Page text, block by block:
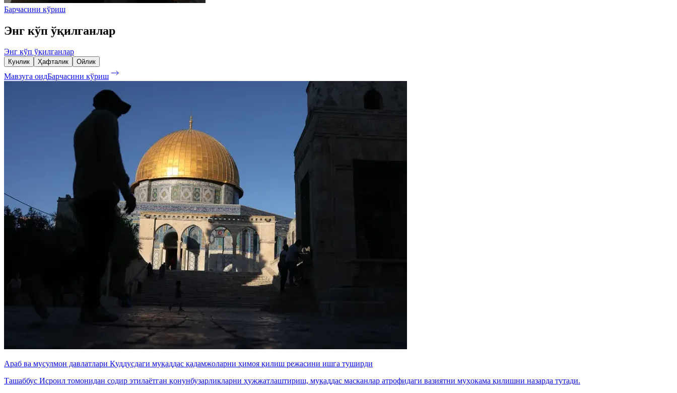
Барчасини кўриш
Энг кўп ўқилганлар
Энг кўп ўқилганлар
Кунлик Ҳафталик Ойлик
Мавзуга оидБарчасини кўриш
Араб ва мусулмон давлатлари Қуддусдаги муқаддас қадамжоларни ҳимоя қилиш режасини ишга туширди
Ташаббус Исроил томонидан содир этилаётган қонунбузарликларни ҳужжатлаштириш, муқаддас масканлар атрофидаги вазиятни муҳокама қилишни назарда тутади.